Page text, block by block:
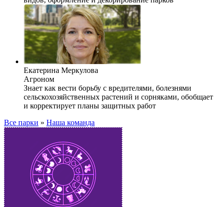
Екатерина Меркулова
Агроном
Знает как вести борьбу с вредителями, болезнями
сельскохозяйственных растений и сорняками, обобщает
и корректирует планы защитных работ
Все парки » Наша команда